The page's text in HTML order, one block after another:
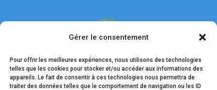
Gérer le consentement
Pour offrir les meilleures expériences, nous utilisons des technologies
telles que les cookies pour stocker et/ou accéder aux informations des
appareils. Le fait de consentir à ces technologies nous permettra de
traiter des données telles que le comportement de navigation ou les ID